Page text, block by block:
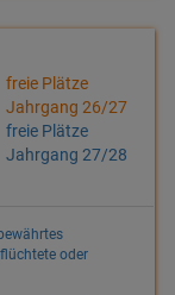
freie Plätze
Jahrgang 26/27
freie Plätze
Jahrgang 27/28
oder